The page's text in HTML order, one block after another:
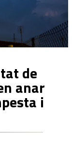
de
anar
i